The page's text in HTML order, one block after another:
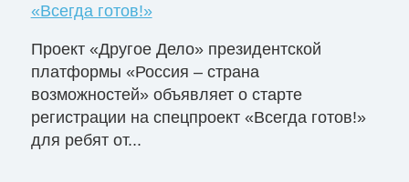
«Всегда готов!»
Проект «Другое Дело» президентской
платформы «Россия – страна
возможностей» объявляет о старте
регистрации на спецпроект «Всегда готов!»
для ребят от...